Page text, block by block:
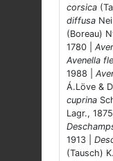
corsica
diffusa
(Boreau)
1780 |
Avenella
1988 |
Á.Löve &
cuprina
Lagr., 1875
1913 |
(Tausch)